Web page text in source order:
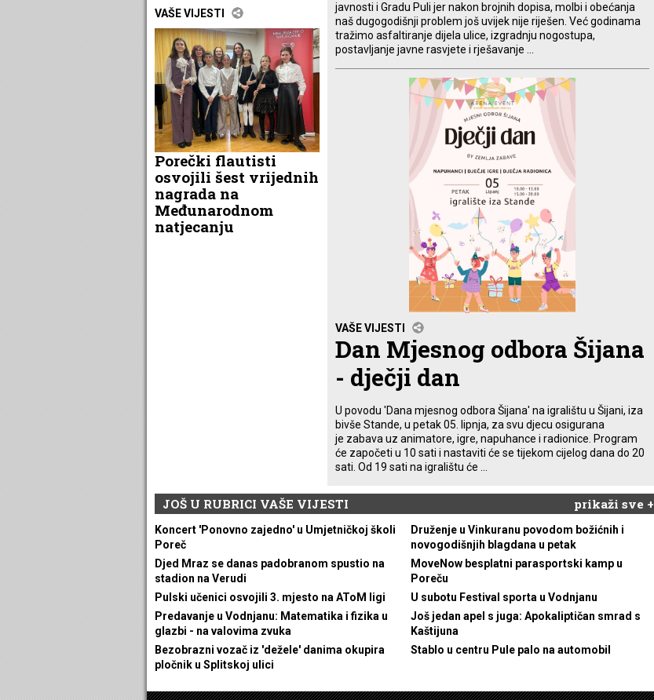
javnosti i Gradu Puli jer nakon brojnih dopisa, molbi i obećanja
naš dugogodišnji problem još uvijek nije riješen. Već godinama
tražimo asfaltiranje dijela ulice, izgradnju nogostupa,
postavljanje javne rasvjete i rješavanje ...
VAŠE VIJESTI
Dan Mjesnog odbora Šijana
- dječji dan
U povodu 'Dana mjesnog odbora Šijana' na igralištu u Šijani, iza
bivše Stande, u petak 05. lipnja, za svu djecu osigurana
je zabava uz animatore, igre, napuhance i radionice. Program
će započeti u 10 sati i nastaviti će se tijekom cijelog dana do 20
sati. Od 19 sati na igralištu će ...
VAŠE VIJESTI
Porečki flautisti
osvojili šest vrijednih
nagrada na
Međunarodnom
natjecanju
JOŠ U RUBRICI VAŠE VIJESTI prikaži sve +
Koncert 'Ponovno zajedno' u Umjetničkoj školi
Poreč
Druženje u Vinkuranu povodom božićnih i
novogodišnjih blagdana u petak
Djed Mraz se danas padobranom spustio na
stadion na Verudi
MoveNow besplatni parasportski kamp u
Poreču
Pulski učenici osvojili 3. mjesto na AToM ligi
U subotu Festival sporta u Vodnjanu
Predavanje u Vodnjanu: Matematika i fizika u
glazbi - na valovima zvuka
Još jedan apel s juga: Apokaliptičan smrad s
Kaštijuna
Bezobrazni vozač iz 'dežele' danima okupira
pločnik u Splitskoj ulici
Stablo u centru Pule palo na automobil